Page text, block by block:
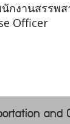
นักงานสรรพ
Officer
and